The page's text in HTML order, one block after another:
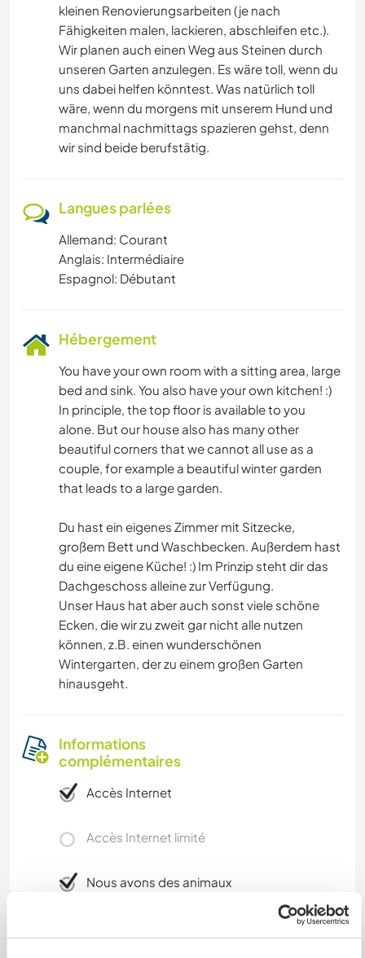
kleinen Renovierungsarbeiten (je nach
Fähigkeiten malen, lackieren, abschleifen etc.).
Wir planen auch einen Weg aus Steinen durch
unseren Garten anzulegen. Es wäre toll, wenn du
uns dabei helfen könntest. Was natürlich toll
wäre, wenn du morgens mit unserem Hund und
manchmal nachmittags spazieren gehst, denn
wir sind beide berufstätig.
Langues parlées
Allemand: Courant
Anglais: Intermédiaire
Espagnol: Débutant
Hébergement
You have your own room with a sitting area, large
bed and sink. You also have your own kitchen! :)
In principle, the top floor is available to you
alone. But our house also has many other
beautiful corners that we cannot all use as a
couple, for example a beautiful winter garden
that leads to a large garden.
Du hast ein eigenes Zimmer mit Sitzecke,
großem Bett und Waschbecken. Außerdem hast
du eine eigene Küche! :) Im Prinzip steht dir das
Dachgeschoss alleine zur Verfügung.
Unser Haus hat aber auch sonst viele schöne
Ecken, die wir zu zweit gar nicht alle nutzen
können, z.B. einen wunderschönen
Wintergarten, der zu einem großen Garten
hinausgeht.
Informations
complémentaires
Accès Internet
Accès Internet limité
Nous avons des animaux